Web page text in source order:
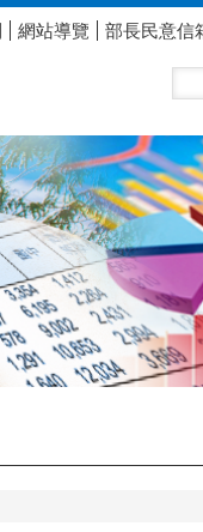
網站導覽 部長民意信